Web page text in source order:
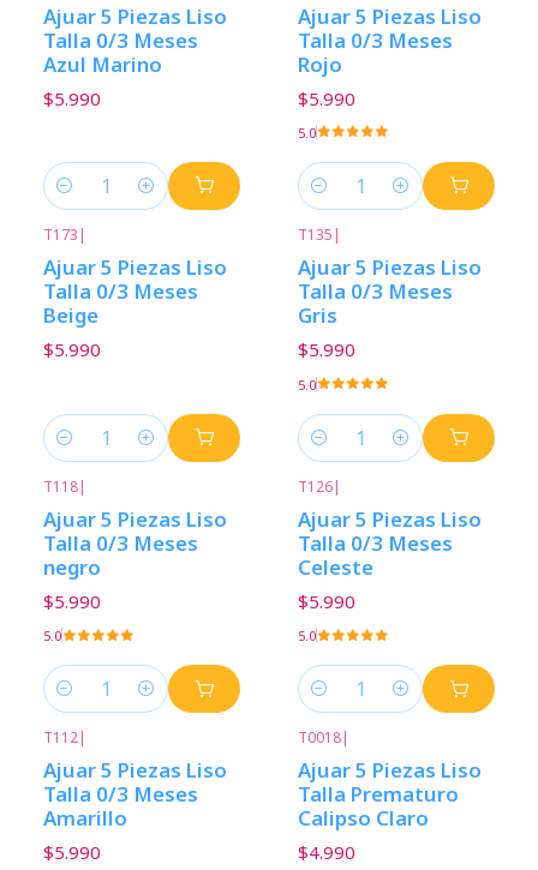
Ajuar 5 Piezas Liso
Talla 0/3 Meses
Azul Marino
$5.990
Cantidad
Ajuar 5 Piezas Liso
Talla 0/3 Meses
Rojo
$5.990
5.0
Cantidad
T173 |
Ajuar 5 Piezas Liso
Talla 0/3 Meses
Beige
$5.990
Cantidad
T135 |
Ajuar 5 Piezas Liso
Talla 0/3 Meses
Gris
$5.990
5.0
Cantidad
T118|
Ajuar 5 Piezas Liso
Talla 0/3 Meses
negro
$5.990
5.0
Cantidad
T126|
Ajuar 5 Piezas Liso
Talla 0/3 Meses
Celeste
$5.990
5.0
Cantidad
T112|
Ajuar 5 Piezas Liso
Talla 0/3 Meses
Amarillo
$5.990
T0018|
Ajuar 5 Piezas Liso
Talla Prematuro
Calipso Claro
$4.990